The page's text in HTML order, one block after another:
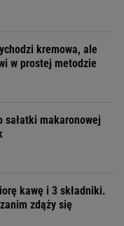
kremowa, ale
w prostej metodzie
sałatki makaronowej
kawę i 3 składniki.
zdąży się